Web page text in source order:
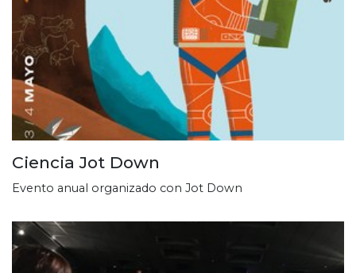
Ciencia Jot Down
Evento anual organizado con Jot Down